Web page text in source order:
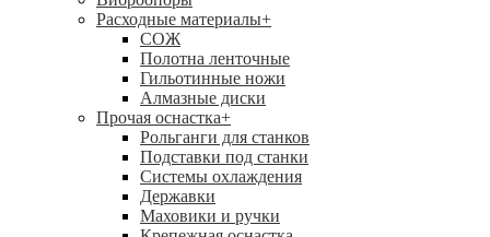
Расходные материалы+
СОЖ
Полотна ленточные
Гильотинные ножи
Алмазные диски
Прочая оснастка+
Рольганги для станков
Подставки под станки
Системы охлаждения
Державки
Маховики и ручки